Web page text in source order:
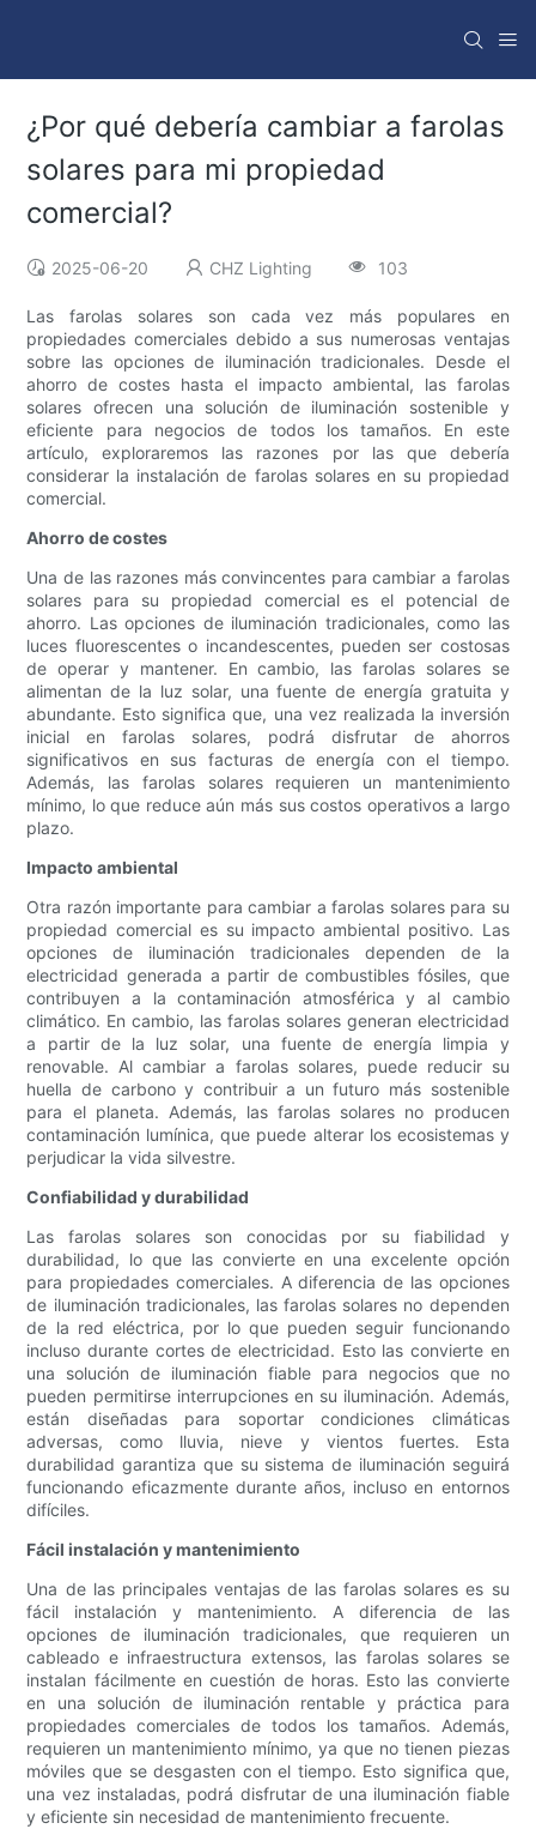
¿Por qué debería cambiar a farolas
solares para mi propiedad
comercial?
2025-06-20 CHZ Lighting 103
Las farolas solares son cada vez más populares en
propiedades comerciales debido a sus numerosas ventajas
sobre las opciones de iluminación tradicionales. Desde el
ahorro de costes hasta el impacto ambiental, las farolas
solares ofrecen una solución de iluminación sostenible y
eficiente para negocios de todos los tamaños. En este
artículo, exploraremos las razones por las que debería
considerar la instalación de farolas solares en su propiedad
comercial.
Ahorro de costes
Una de las razones más convincentes para cambiar a farolas
solares para su propiedad comercial es el potencial de
ahorro. Las opciones de iluminación tradicionales, como las
luces fluorescentes o incandescentes, pueden ser costosas
de operar y mantener. En cambio, las farolas solares se
alimentan de la luz solar, una fuente de energía gratuita y
abundante. Esto significa que, una vez realizada la inversión
inicial en farolas solares, podrá disfrutar de ahorros
significativos en sus facturas de energía con el tiempo.
Además, las farolas solares requieren un mantenimiento
mínimo, lo que reduce aún más sus costos operativos a largo
plazo.
Impacto ambiental
Otra razón importante para cambiar a farolas solares para su
propiedad comercial es su impacto ambiental positivo. Las
opciones de iluminación tradicionales dependen de la
electricidad generada a partir de combustibles fósiles, que
contribuyen a la contaminación atmosférica y al cambio
climático. En cambio, las farolas solares generan electricidad
a partir de la luz solar, una fuente de energía limpia y
renovable. Al cambiar a farolas solares, puede reducir su
huella de carbono y contribuir a un futuro más sostenible
para el planeta. Además, las farolas solares no producen
contaminación lumínica, que puede alterar los ecosistemas y
perjudicar la vida silvestre.
Confiabilidad y durabilidad
Las farolas solares son conocidas por su fiabilidad y
durabilidad, lo que las convierte en una excelente opción
para propiedades comerciales. A diferencia de las opciones
de iluminación tradicionales, las farolas solares no dependen
de la red eléctrica, por lo que pueden seguir funcionando
incluso durante cortes de electricidad. Esto las convierte en
una solución de iluminación fiable para negocios que no
pueden permitirse interrupciones en su iluminación. Además,
están diseñadas para soportar condiciones climáticas
adversas, como lluvia, nieve y vientos fuertes. Esta
durabilidad garantiza que su sistema de iluminación seguirá
funcionando eficazmente durante años, incluso en entornos
difíciles.
Fácil instalación y mantenimiento
Una de las principales ventajas de las farolas solares es su
fácil instalación y mantenimiento. A diferencia de las
opciones de iluminación tradicionales, que requieren un
cableado e infraestructura extensos, las farolas solares se
instalan fácilmente en cuestión de horas. Esto las convierte
en una solución de iluminación rentable y práctica para
propiedades comerciales de todos los tamaños. Además,
requieren un mantenimiento mínimo, ya que no tienen piezas
móviles que se desgasten con el tiempo. Esto significa que,
una vez instaladas, podrá disfrutar de una iluminación fiable
y eficiente sin necesidad de mantenimiento frecuente.